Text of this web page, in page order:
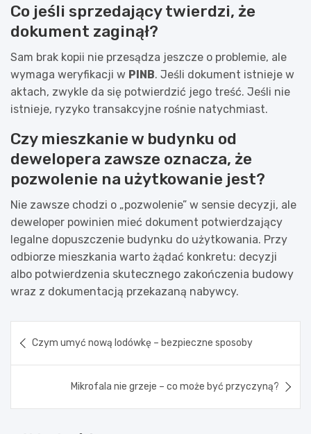
Co jeśli sprzedający twierdzi, że
dokument zaginął?
Sam brak kopii nie przesądza jeszcze o problemie, ale
wymaga weryfikacji w PINB. Jeśli dokument istnieje w
aktach, zwykle da się potwierdzić jego treść. Jeśli nie
istnieje, ryzyko transakcyjne rośnie natychmiast.
Czy mieszkanie w budynku od
dewelopera zawsze oznacza, że
pozwolenie na użytkowanie jest?
Nie zawsze chodzi o „pozwolenie” w sensie decyzji, ale
deweloper powinien mieć dokument potwierdzający
legalne dopuszczenie budynku do użytkowania. Przy
odbiorze mieszkania warto żądać konkretu: decyzji
albo potwierdzenia skutecznego zakończenia budowy
wraz z dokumentacją przekazaną nabywcy.
wpisu
Czym umyć nową lodówkę – bezpieczne sposoby
Mikrofala nie grzeje – co może być przyczyną?